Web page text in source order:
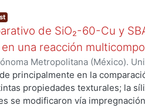
mesoporoso MCM-41-Zn
con una conversión del 90%
moderadas y tiempos de
de las condiciones de
con calentamiento
mecanosíntesis.
de SiO₂-60-Cu y
una reacción
Metropolitana (México).
e Ingeniería.,2018)Cortes
;Negrón Silva, Guillermo Enrique;
principalmente en la
propiedades texturales; la
se modificaron vía